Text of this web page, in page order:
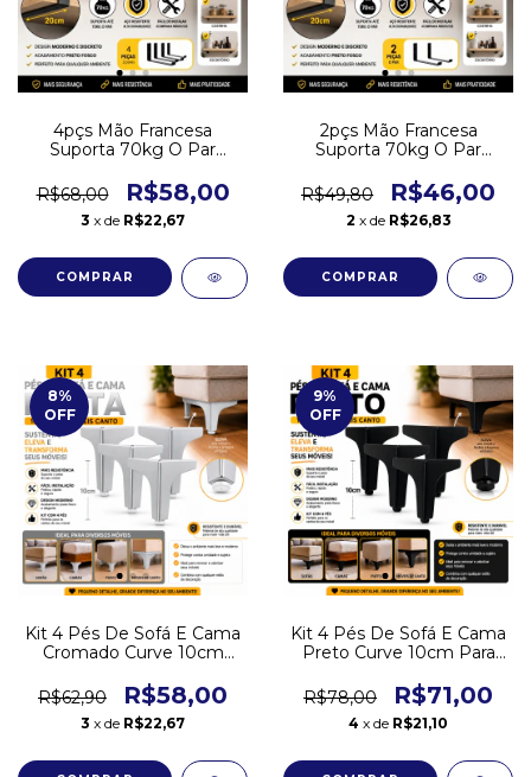
4pçs Mão Francesa
Suporta 70kg O Par
Cima
R$68,00 R$58,00
3 x de R$22,67
2pçs Mão Francesa
Suporta 70kg O Par
Cima
R$49,80 R$46,00
2 x de R$26,83
8%
OFF
Kit 4 Pés De Sofá E Cama
Cromado Curve 10cm
R$62,90
R$58,00
3 x de R$22,67
9%
OFF
Kit 4 Pés De Sofá E Cama
Preto Curve 10cm Para
R$78,00
R$71,00
4 x de R$21,10